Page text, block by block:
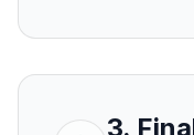
3.